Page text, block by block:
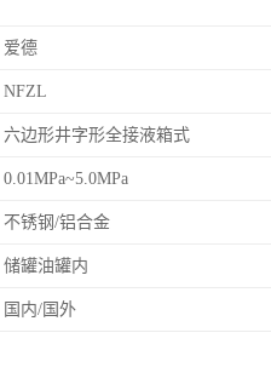
爱德
NFZL
六边形井字形全接液箱式
0.01MPa~5.0MPa
不锈钢/铝合金
储罐油罐内
国内/国外